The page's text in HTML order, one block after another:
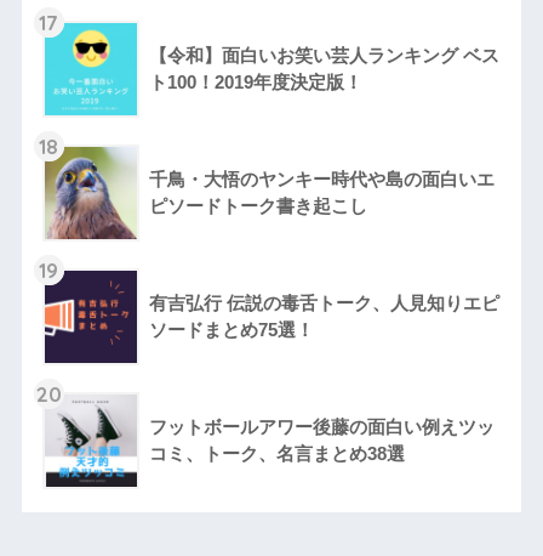
17
【令和】面白いお笑い芸人ランキング ベス
ト100！2019年度決定版！
18
千鳥・大悟のヤンキー時代や島の面白いエ
ピソードトーク書き起こし
19
有吉弘行 伝説の毒舌トーク、人見知りエピ
ソードまとめ75選！
20
フットボールアワー後藤の面白い例えツッ
コミ、トーク、名言まとめ38選